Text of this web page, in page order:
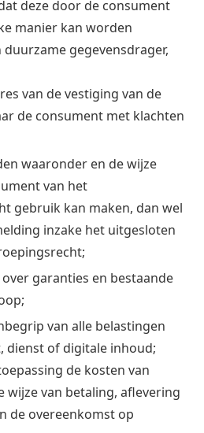
deze door de consument
manier kan worden
gegevensdrager,
van de vestiging van de
de consument met klachten
waaronder en de wijze
van het
gebruik kan maken, dan wel
inzake het uitgesloten
garanties en bestaande
van alle belastingen
dienst of digitale inhoud;
de kosten van
wijze van betaling, aflevering
de overeenkomst op